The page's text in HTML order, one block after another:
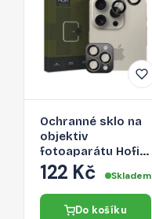
Ochranné sklo na
objektiv
fotoaparátu Hofi
Camring Pro+
Apple iPhone 16
Pro / 16 Pro Max -
černá
122 Kč Skladem
Do košíku